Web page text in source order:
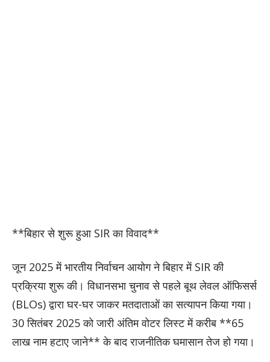
**बिहार से शुरू हुआ SIR का विवाद**
जून 2025 में भारतीय निर्वाचन आयोग ने बिहार में SIR की
प्रक्रिया शुरू की। विधानसभा चुनाव से पहले बूथ लेवल ऑफिसर्स
(BLOs) द्वारा घर-घर जाकर मतदाताओं का सत्यापन किया गया।
30 सितंबर 2025 को जारी अंतिम वोटर लिस्ट में करीब **65
लाख नाम हटाए जाने** के बाद राजनीतिक घमासान तेज हो गया।